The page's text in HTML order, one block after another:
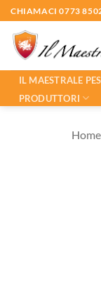
Salta
ai
contenuti
CHIAMACI 0773
IL MAESTRALE
PRODUTTORI
Home